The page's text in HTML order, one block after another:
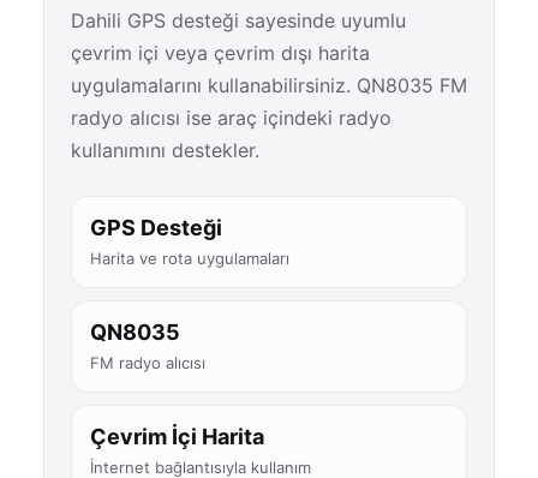
Dahili GPS desteği sayesinde uyumlu
çevrim içi veya çevrim dışı harita
uygulamalarını kullanabilirsiniz. QN8035 FM
radyo alıcısı ise araç içindeki radyo
kullanımını destekler.
GPS Desteği
Harita ve rota uygulamaları
QN8035
FM radyo alıcısı
Çevrim İçi Harita
İnternet bağlantısıyla kullanım